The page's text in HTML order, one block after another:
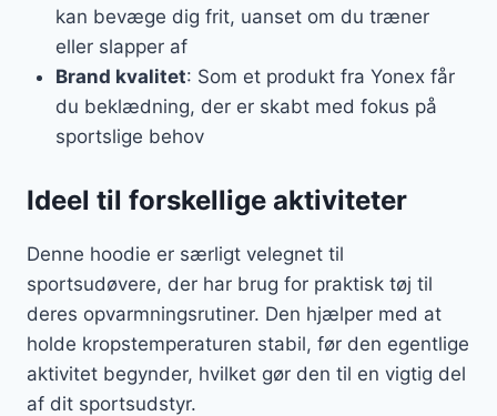
kan bevæge dig frit, uanset om du træner
eller slapper af
Brand kvalitet: Som et produkt fra Yonex får
du beklædning, der er skabt med fokus på
sportslige behov
Ideel til forskellige aktiviteter
Denne hoodie er særligt velegnet til
sportsudøvere, der har brug for praktisk tøj til
deres opvarmningsrutiner. Den hjælper med at
holde kropstemperaturen stabil, før den egentlige
aktivitet begynder, hvilket gør den til en vigtig del
af dit sportsudstyr.